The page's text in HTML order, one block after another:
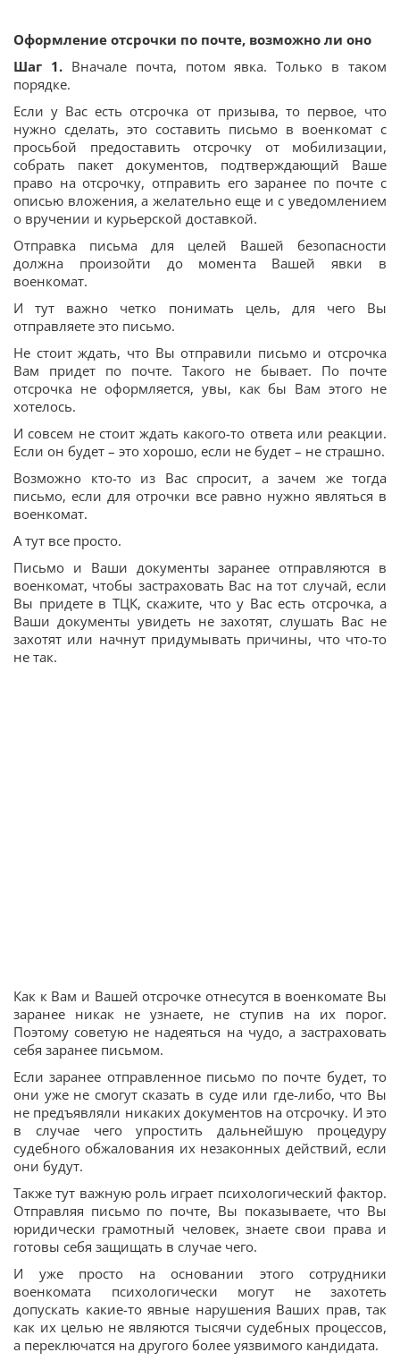
Оформление отсрочки по почте, возможно ли оно
Шаг 1.Вначале почта, потом явка. Только в таком
порядке.
Если у Вас есть отсрочка от призыва, то первое, что
нужно сделать, это составить письмо в военкомат с
просьбой предоставить отсрочку от мобилизации,
собрать пакет документов, подтверждающий Ваше
право на отсрочку, отправить его заранее по почте с
описью вложения, а желательно еще и с уведомлением
о вручении и курьерской доставкой.
Отправка письма для целей Вашей безопасности
должна произойти до момента Вашей явки в
военкомат.
И тут важно четко понимать цель, для чего Вы
отправляете это письмо.
Не стоит ждать, что Вы отправили письмо и отсрочка
Вам придет по почте. Такого не бывает. По почте
отсрочка не оформляется, увы, как бы Вам этого не
хотелось.
И совсем не стоит ждать какого-то ответа или реакции.
Если он будет – это хорошо, если не будет – не страшно.
Возможно кто-то из Вас спросит, а зачем же тогда
письмо, если для отрочки все равно нужно являться в
военкомат.
А тут все просто.
Письмо и Ваши документы заранее отправляются в
военкомат, чтобы застраховать Вас на тот случай, если
Вы придете в ТЦК, скажите, что у Вас есть отсрочка, а
Ваши документы увидеть не захотят, слушать Вас не
захотят или начнут придумывать причины, что что-то
не так.
Как к Вам и Вашей отсрочке отнесутся в военкомате Вы
заранее никак не узнаете, не ступив на их порог.
Поэтому советую не надеяться на чудо, а застраховать
себя заранее письмом.
Если заранее отправленное письмо по почте будет, то
они уже не смогут сказать в суде или где-либо, что Вы
не предъявляли никаких документов на отсрочку. И это
в случае чего упростить дальнейшую процедуру
судебного обжалования их незаконных действий, если
они будут.
Также тут важную роль играет психологический фактор.
Отправляя письмо по почте, Вы показываете, что Вы
юридически грамотный человек, знаете свои права и
готовы себя защищать в случае чего.
И уже просто на основании этого сотрудники
военкомата психологически могут не захотеть
допускать какие-то явные нарушения Ваших прав, так
как их целью не являются тысячи судебных процессов,
а переключатся на другого более уязвимого кандидата.